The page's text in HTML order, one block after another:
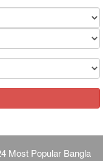
৫ আগস্ট, ২০২৬
সন্দেহের মুখে কীটনাশকের
৫ আগস্ট, ২০২৬
Most Popular Bangla